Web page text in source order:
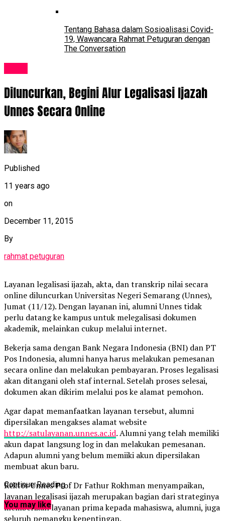
Tentang Bahasa dalam Sosioalisasi Covid-
19, Wawancara Rahmat Petuguran dengan
The Conversation
Diluncurkan, Begini Alur Legalisasi Ijazah
Unnes Secara Online
Published
11 years ago
on
December 11, 2015
By
rahmat petuguran
Layanan legalisasi ijazah, akta, dan transkrip nilai secara
online diluncurkan Universitas Negeri Semarang (Unnes),
Jumat (11/12). Dengan layanan ini, alumni Unnes tidak
perlu datang ke kampus untuk melegalisasi dokumen
akademik, melainkan cukup melalui internet.
Bekerja sama dengan Bank Negara Indonesia (BNI) dan PT
Pos Indonesia, alumni hanya harus melakukan pemesanan
secara online dan melakukan pembayaran. Proses legalisasi
akan ditangani oleh staf internal. Setelah proses selesai,
dokumen akan dikirim melalui pos ke alamat pemohon.
Agar dapat memanfaatkan layanan tersebut, alumni
dipersilakan mengakses alamat website
http://satulayanan.unnes.ac.id. Alumni yang telah memiliki
akun dapat langsung log in dan melakukan pemesanan.
Adapun alumni yang belum memiiki akun dipersilakan
membuat akun baru.
Rektor Unnes Prof Dr Fathur Rokhman menyampaikan,
layanan legalisasi ijazah merupakan bagian dari strateginya
memberikan layanan prima kepada mahasiswa, alumni, juga
seluruh pemangku kepentingan.
Continue Reading
You may like